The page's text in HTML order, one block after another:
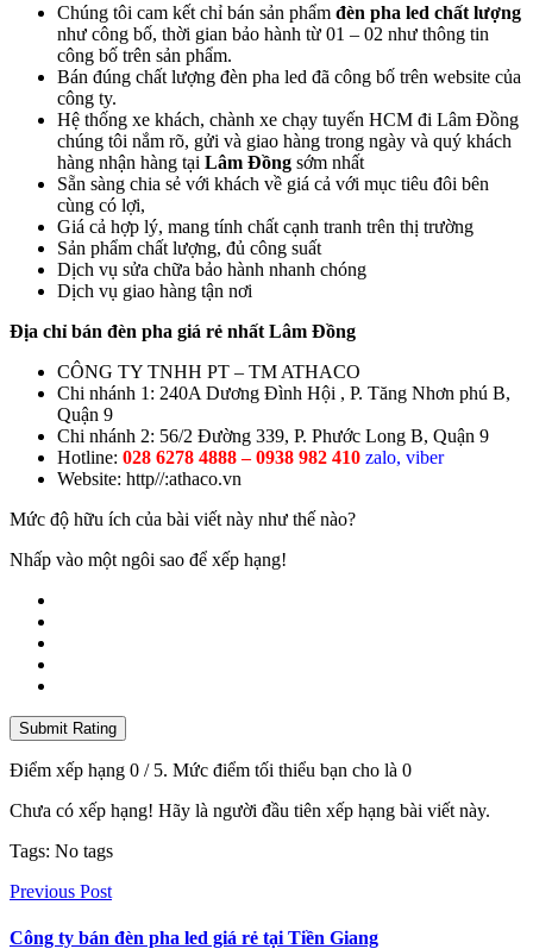
Chúng tôi cam kết chỉ bán sản phẩm đèn pha led chất lượng
như công bố, thời gian bảo hành từ 01 – 02 như thông tin
công bố trên sản phẩm.
Bán đúng chất lượng đèn pha led đã công bố trên website của
công ty.
Hệ thống xe khách, chành xe chạy tuyến HCM đi Lâm Đồng
chúng tôi nắm rõ, gửi và giao hàng trong ngày và quý khách
hàng nhận hàng tại Lâm Đồng sớm nhất
Sẵn sàng chia sẻ với khách về giá cả với mục tiêu đôi bên
cùng có lợi,
Giá cả hợp lý, mang tính chất cạnh tranh trên thị trường
Sản phẩm chất lượng, đủ công suất
Dịch vụ sửa chữa bảo hành nhanh chóng
Dịch vụ giao hàng tận nơi
Địa chỉ bán đèn pha giá rẻ nhất Lâm Đồng
CÔNG TY TNHH PT – TM ATHACO
Chi nhánh 1: 240A Dương Đình Hội , P. Tăng Nhơn phú B,
Quận 9
Chi nhánh 2: 56/2 Đường 339, P. Phước Long B, Quận 9
Hotline: 028 6278 4888 – 0938 982 410 zalo, viber
Website: http//:athaco.vn
Mức độ hữu ích của bài viết này như thế nào?
Nhấp vào một ngôi sao để xếp hạng!
Submit Rating
Điểm xếp hạng 0 / 5. Mức điểm tối thiểu bạn cho là 0
Chưa có xếp hạng! Hãy là người đầu tiên xếp hạng bài viết này.
Tags: No tags
Previous Post
Công ty bán đèn pha led giá rẻ tại Tiền Giang